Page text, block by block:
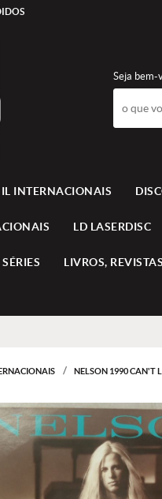
Seja bem-
INTERNACIONAIS
LD LASERDISC
LIVROS,
NELSON 1990 CAN'T